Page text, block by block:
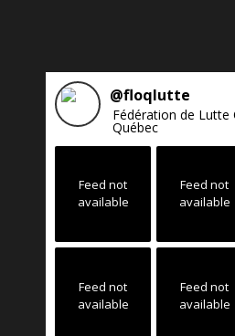
@floqlutte
Fédération de Lutte
Québec
Feed not
available
Feed not
available
Feed not
available
Feed not
available